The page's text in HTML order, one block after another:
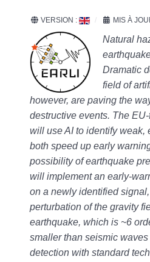
VERSION : MIS À
Natural
Dramatic
field of
however, are paving the
destructive events. The
will use AI to identify weak,
both speed up early
possibility of earthquake
will implement an early-
on a newly identified
perturbation of the gravity
earthquake, which is ~6
smaller than seismic
detection with standard